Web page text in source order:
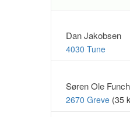
Dan Jakobsen
4030 Tune
Søren Ole
2670 Greve (35